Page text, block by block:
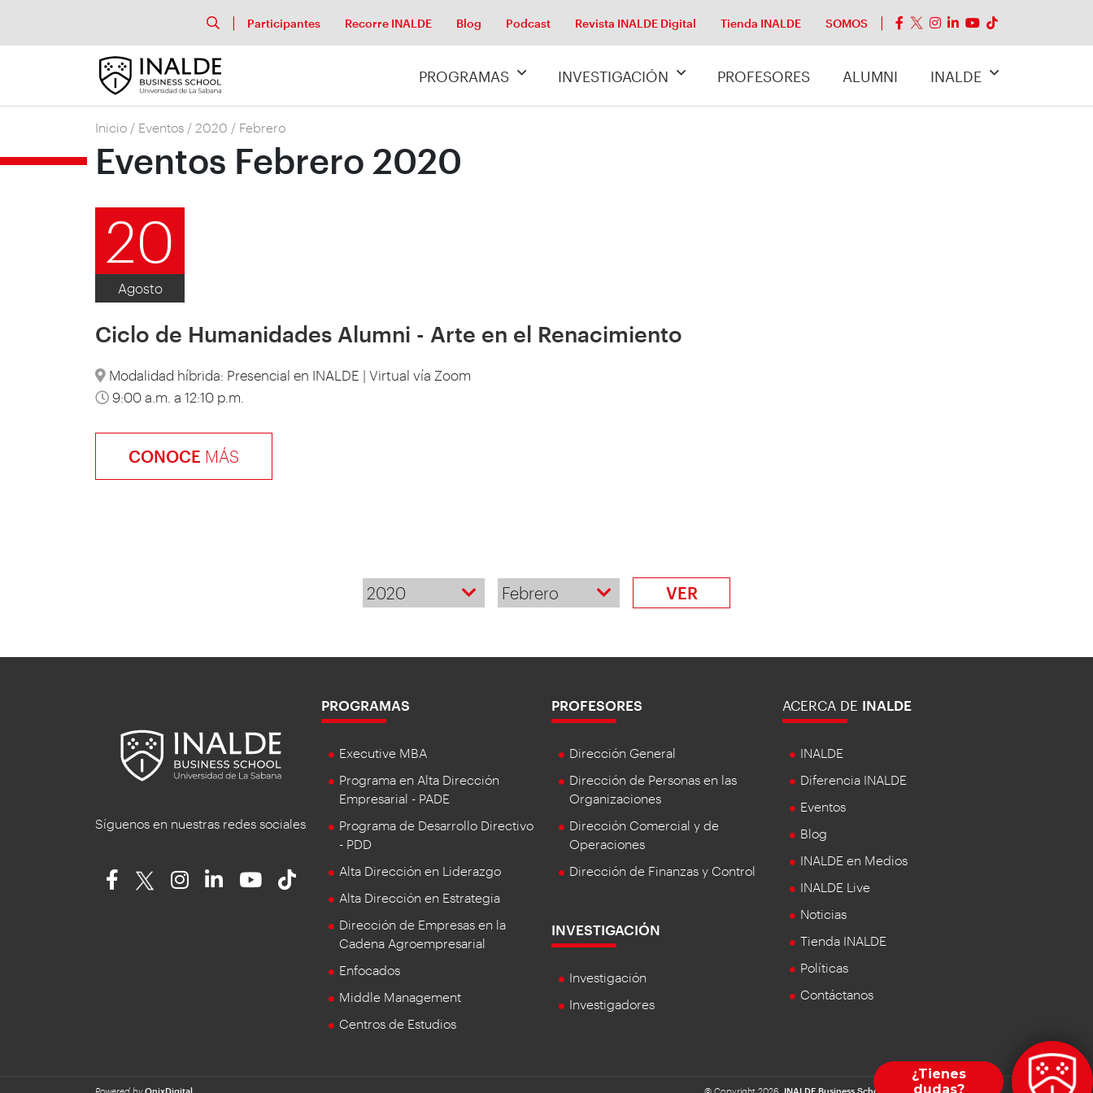
Participantes Recorre INALDE Blog Podcast Revista INALDE Digital Tienda INALDE SOMOS
PROGRAMAS INVESTIGACIÓN PROFESORES ALUMNI INALDE
Inicio / Eventos / 2020 / Febrero
Eventos Febrero 2020
20
Agosto
Ciclo de Humanidades Alumni - Arte en el Renacimiento
Modalidad híbrida: Presencial en INALDE | Virtual vía Zoom
9:00 a.m. a 12:10 p.m.
CONOCE MÁS
2020 Febrero VER
Síguenos en nuestras redes sociales
PROGRAMAS
Executive MBA
Programa en Alta Dirección
Empresarial - PADE
Programa de Desarrollo Directivo
- PDD
Alta Dirección en Liderazgo
Alta Dirección en Estrategia
Dirección de Empresas en la
Cadena Agroempresarial
Enfocados
Middle Management
Centros de Estudios
PROFESORES
Dirección General
Dirección de Personas en las
Organizaciones
Dirección Comercial y de
Operaciones
Dirección de Finanzas y Control
INVESTIGACIÓN
Investigación
Investigadores
ACERCA DE INALDE
INALDE
Diferencia INALDE
Eventos
Blog
INALDE en Medios
INALDE Live
Noticias
Tienda INALDE
Políticas
Contáctanos